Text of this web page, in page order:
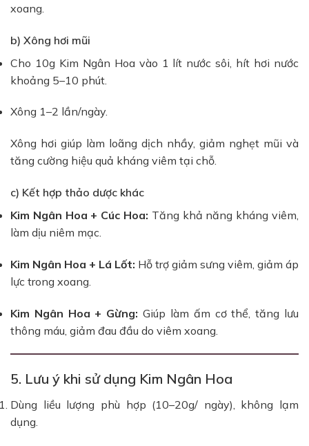
xoang.
b) Xông hơi mũi
Cho 10g Kim Ngân Hoa vào 1 lít nước sôi, hít hơi nước
khoảng 5–10 phút.
Xông 1–2 lần/ngày.
Xông hơi giúp làm loãng dịch nhầy, giảm nghẹt mũi và
tăng cường hiệu quả kháng viêm tại chỗ.
c) Kết hợp thảo dược khác
Kim Ngân Hoa + Cúc Hoa: Tăng khả năng kháng viêm,
làm dịu niêm mạc.
Kim Ngân Hoa + Lá Lốt: Hỗ trợ giảm sưng viêm, giảm áp
lực trong xoang.
Kim Ngân Hoa + Gừng: Giúp làm ấm cơ thể, tăng lưu
thông máu, giảm đau đầu do viêm xoang.
5. Lưu ý khi sử dụng Kim Ngân Hoa
Dùng liều lượng phù hợp (10–20g/ ngày), không lạm
dụng.